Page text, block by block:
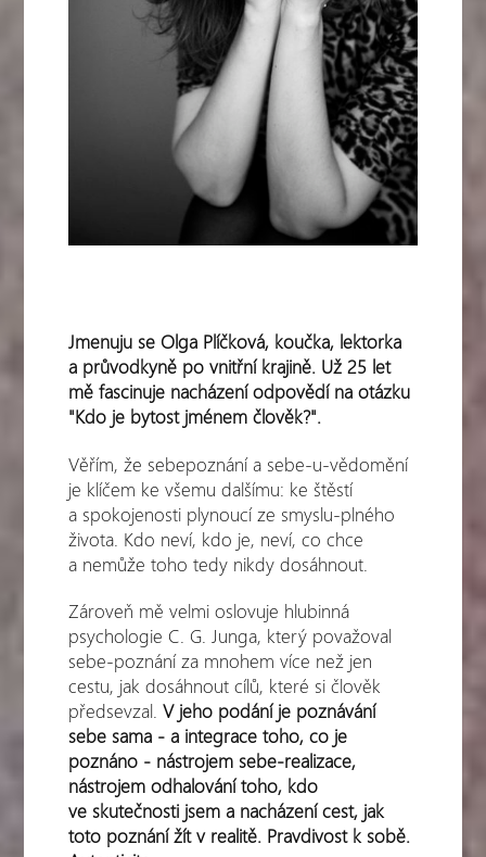
Jmenuju se Olga Plíčková, koučka, lektorka
a průvodkyně po vnitřní krajině. Už 25 let
mě fascinuje nacházení odpovědí na otázku
"Kdo je bytost jménem člověk?".
Věřím, že sebepoznání a sebe-u-vědomění
je klíčem ke všemu dalšímu: ke štěstí
a spokojenosti plynoucí ze smyslu-plného
života. Kdo neví, kdo je, neví, co chce
a nemůže toho tedy nikdy dosáhnout.
Zároveň mě velmi oslovuje hlubinná
psychologie C. G. Junga, který považoval
sebe-poznání za mnohem více než jen
cestu, jak dosáhnout cílů, které si člověk
předsevzal. V jeho podání je poznávání
sebe sama - a integrace toho, co je
poznáno - nástrojem sebe-realizace,
nástrojem odhalování toho, kdo
ve skutečnosti jsem a nacházení cest, jak
toto poznání žít v realitě. Pravdivost k sobě.